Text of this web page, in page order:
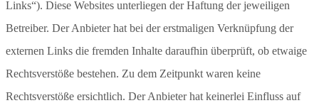
Links“). Diese Websites unterliegen der Haftung der jeweiligen
Betreiber. Der Anbieter hat bei der erstmaligen Verknüpfung der
externen Links die fremden Inhalte daraufhin überprüft, ob etwaige
Rechtsverstöße bestehen. Zu dem Zeitpunkt waren keine
Rechtsverstöße ersichtlich. Der Anbieter hat keinerlei Einfluss auf